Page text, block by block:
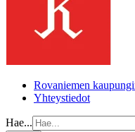
Rovaniemen
Yhteystiedot
Hae...